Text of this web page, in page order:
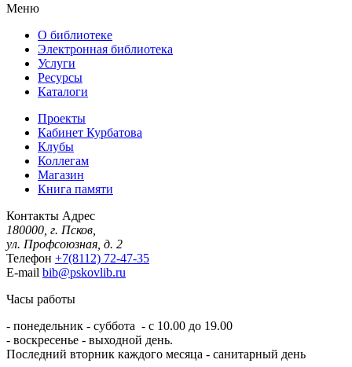
Меню
О библиотеке
Электронная библиотека
Услуги
Ресурсы
Каталоги
Проекты
Кабинет Курбатова
Клубы
Коллегам
Магазин
Книга памяти
Контакты Адрес
180000, г. Псков,
ул. Профсоюзная, д. 2
Телефон +7(8112) 72-47-35
E-mail bib@pskovlib.ru
Часы работы
- понедельник - суббота - с 10.00 до 19.00
- воскресенье - выходной день.
Последний вторник каждого месяца - санитарный день